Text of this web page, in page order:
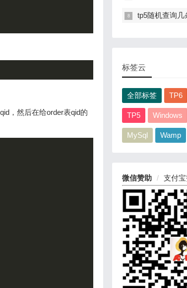
，然后在给order表qid的
tp5随机查询几
标签云
全部标签 TP6
TP5 Windows
MySql Wamp
微信赞助 支付